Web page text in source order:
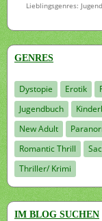
Lieblingsgenres:
GENRES
Dystopie Erotik
Jugendbuch
New Adult
Romantic Thrill
Thriller/ Krimi
IM BLOG SUCHEN